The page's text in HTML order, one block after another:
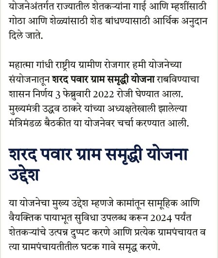
योजनेअंतर्गत राज्यातील शेतकऱ्यांना गाई आणि म्हशींसाठी
गोठा आणि शेळ्यांसाठी शेड बांधण्यासाठी आर्थिक अनुदान
दिले जाते.
महात्मा गांधी राष्ट्रीय ग्रामीण रोजगार हमी योजनेच्या
संयोजनातूनशरद पवार ग्राम समृद्धी योजनाराबविण्याचा
शासन निर्णय 3 फेब्रुवारी 2022 रोजी घेण्यात आला.
मुख्यमंत्री उद्धव ठाकरे यांच्या अध्यक्षतेखाली झालेल्या
मंत्रिमंडळ बैठकीत या योजनेवर चर्चा करण्यात आली.
शरद पवार ग्राम समृद्धी योजना
उद्देश
या योजनेचा मुख्य उद्देश म्हणजे कामांतून सामूहिक आणि
वैयक्तिक पायाभूत सुविधा उपलब्ध करून 2024 पर्यंत
शेतकऱ्यांचे उत्पन्न दुप्पट करणे आणि प्रत्येक ग्रामपंचायत व
त्या ग्रामपंचायतीतील घटक गावे समृद्ध करणे.